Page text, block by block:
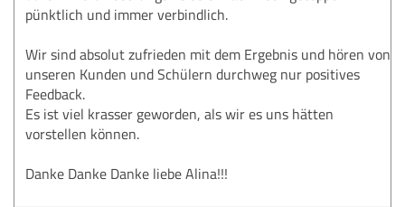
pünktlich und immer verbindlich.
Wir sind absolut zufrieden mit dem Ergebnis und hören von
unseren Kunden und Schülern durchweg nur positives
Feedback.
Es ist viel krasser geworden, als wir es uns hätten
vorstellen können.
Danke Danke Danke liebe Alina!!!